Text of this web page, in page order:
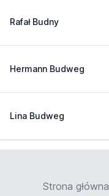
Rafał Budny
Hermann Budweg
Lina Budweg
Strona główna